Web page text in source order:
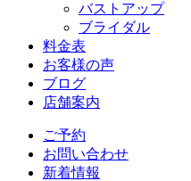
バストアップ
ブライダル
料金表
お客様の声
ブログ
店舗案内
ご予約
お問い合わせ
新着情報